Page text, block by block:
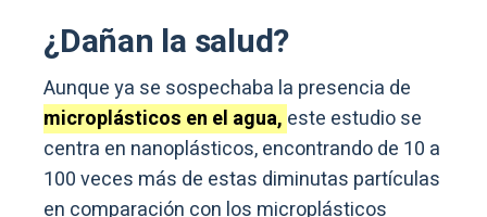
¿Dañan la salud?
Aunque ya se sospechaba la presencia de
microplásticos en el agua, este estudio se
centra en nanoplásticos, encontrando de 10 a
100 veces más de estas diminutas partículas
en comparación con los microplásticos